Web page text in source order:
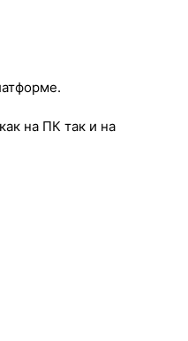
на ПК так и на